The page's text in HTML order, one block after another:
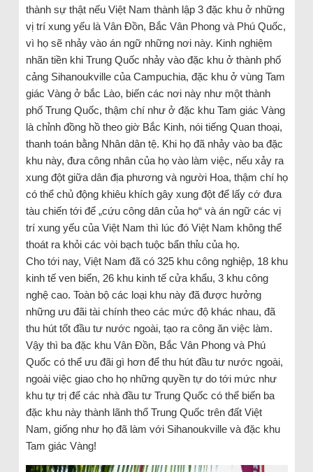
thành sự thật nếu Việt Nam thành lập 3 đặc khu ở những
vị trí xung yếu là Vân Đồn, Bắc Vân Phong và Phú Quốc,
vì họ sẽ nhảy vào án ngữ những nơi này. Kinh nghiệm
nhãn tiền khi Trung Quốc nhảy vào đặc khu ở thành phố
cảng Sihanoukville của Campuchia, đặc khu ở vùng Tam
giác Vàng ở bắc Lào, biến các nơi này như một thành
phố Trung Quốc, thậm chí như ở đặc khu Tam giác Vàng
là chỉnh đồng hồ theo giờ Bắc Kinh, nói tiếng Quan thoại,
thanh toán bằng Nhân dân tệ. Khi họ đã nhảy vào ba đặc
khu này, đưa công nhân của họ vào làm việc, nếu xảy ra
xung đột giữa dân địa phương và người Hoa, thậm chí họ
có thể chủ động khiêu khích gây xung đột để lấy cớ đưa
tàu chiến tới để „cứu công dân của họ“ và án ngữ các vị
trí xung yếu của Việt Nam thì lúc đó Việt Nam không thể
thoát ra khỏi các vòi bạch tuộc bẩn thỉu của họ.
Cho tới nay, Việt Nam đã có 325 khu công nghiệp, 18 khu
kinh tế ven biển, 26 khu kinh tế cửa khẩu, 3 khu công
nghệ cao. Toàn bộ các loại khu này đã được hưởng
những ưu đãi tài chính theo các mức độ khác nhau, đã
thu hút tốt đầu tư nước ngoài, tạo ra công ăn việc làm.
Vậy thì ba đặc khu Vân Đồn, Bắc Vân Phong và Phú
Quốc có thể ưu đãi gì hơn để thu hút đầu tư nước ngoài,
ngoài việc giao cho họ những quyền tự do tới mức như
khu tự trị để các nhà đầu tư Trung Quốc có thể biến ba
đặc khu này thành lãnh thổ Trung Quốc trên đất Việt
Nam, giống như họ đã làm với Sihanoukville và đặc khu
Tam giác Vàng!